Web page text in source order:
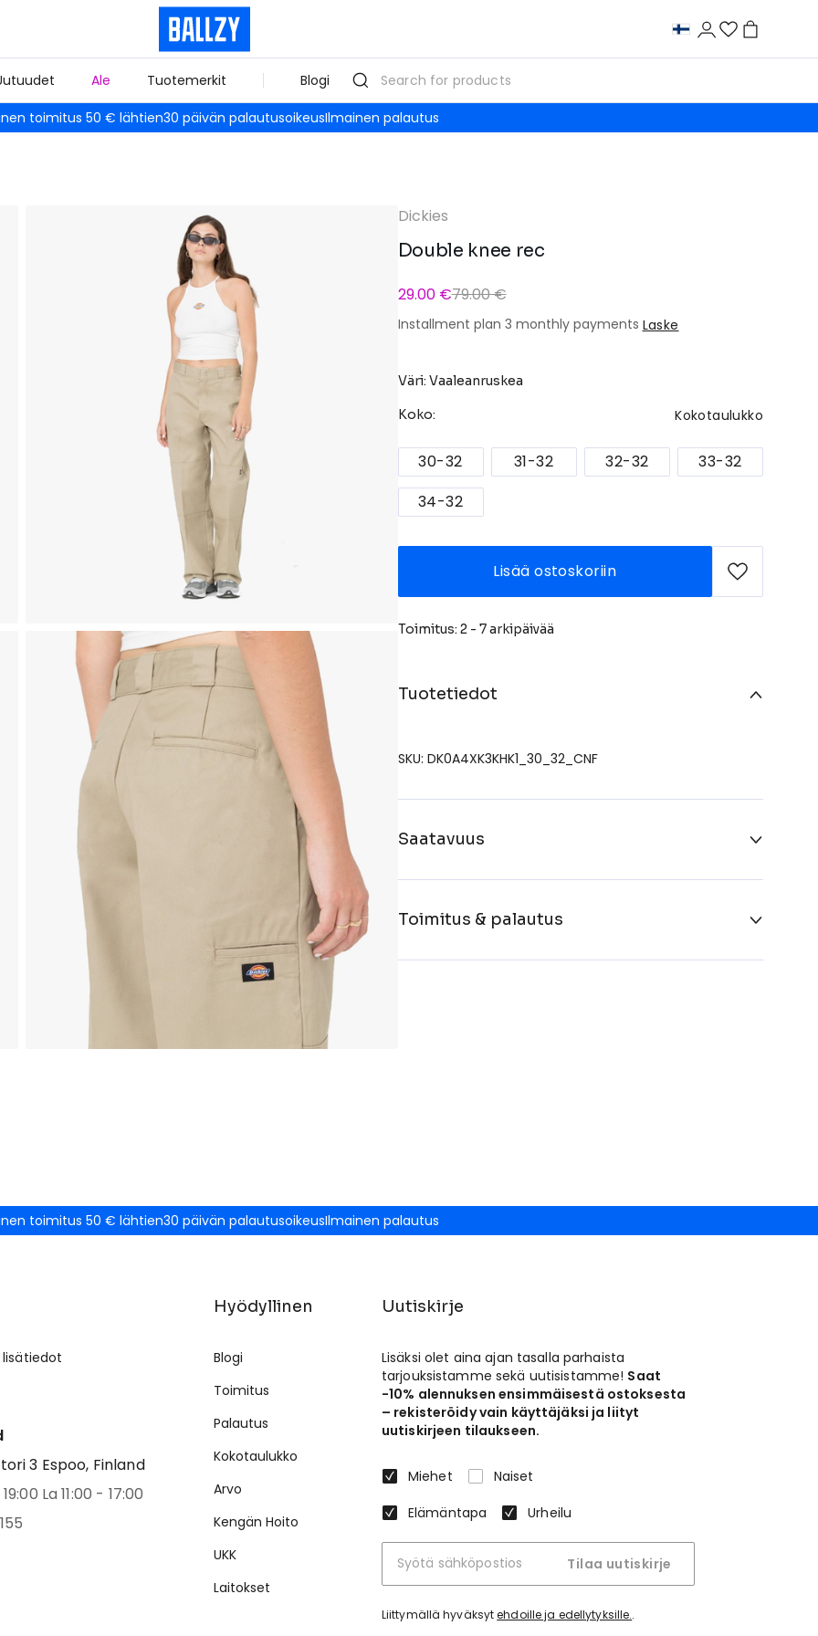
Ale Tuotemerkit Blogi
toimitus 50 € lähtien30 päivän palautusoikeusIlmainen palautus
Dickies
Double knee rec
29.00 €79.00 €
Installment plan 3 monthly payments Laske
Väri: Vaaleanruskea
Koko: Kokotaulukko
30-32 31-32 32-32
33-32
34-32
Lisää ostoskoriin
Toimitus: 2 - 7 arkipäivää
Tuotetiedot
SKU: DK0A4XK3KHK1_30_32_CNF
Saatavuus
Toimitus & palautus
toimitus 50 € lähtien30 päivän palautusoikeusIlmainen palautus
3 Espoo, Finland
La 11:00 - 17:00
Hyödyllinen
Blogi
Toimitus
Palautus
Kokotaulukko
Arvo
Kengän Hoito
UKK
Laitokset
Uutiskirje
Lisäksi olet aina ajan tasalla parhaista
tarjouksistamme sekä uutisistamme! Saat
-10% alennuksen ensimmäisestä ostoksesta
– rekisteröidy vain käyttäjäksi ja liityt
uutiskirjeen tilaukseen.
Miehet
Naiset
Elämäntapa
Urheilu
Tilaa uutiskirje
Liittymällä hyväksytehdoille ja edellytyksille..